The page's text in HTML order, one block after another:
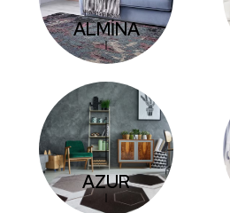
ALMİNA
AZUR